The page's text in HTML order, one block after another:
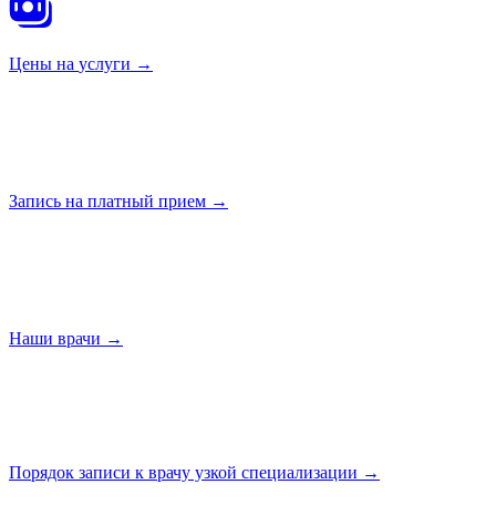
Цены на услуги →
Запись на платный прием →
Наши врачи →
Порядок записи к врачу узкой специализации →